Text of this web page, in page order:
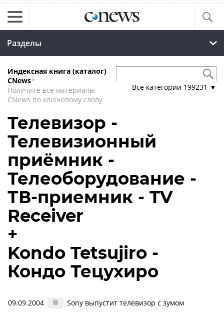
Разделы
Индексная книга (каталог)
CNews*
Получите все материалы
CNews по ключевому слову
Все категории 199231 ▼
Телевизор -
Телевизионный
приёмник -
Телеоборудование -
ТВ-приемник - TV
Receiver
+
Kondo Tetsujiro -
Кондо Тецухиро
09.09.2004 Sony выпустит телевизор с зумом